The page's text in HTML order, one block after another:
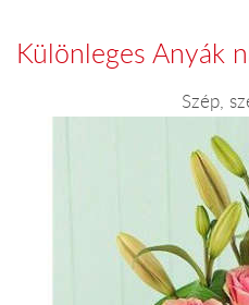
Különleges Anyák
Szép,